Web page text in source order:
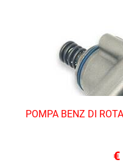
POMPA BENZ DI
€